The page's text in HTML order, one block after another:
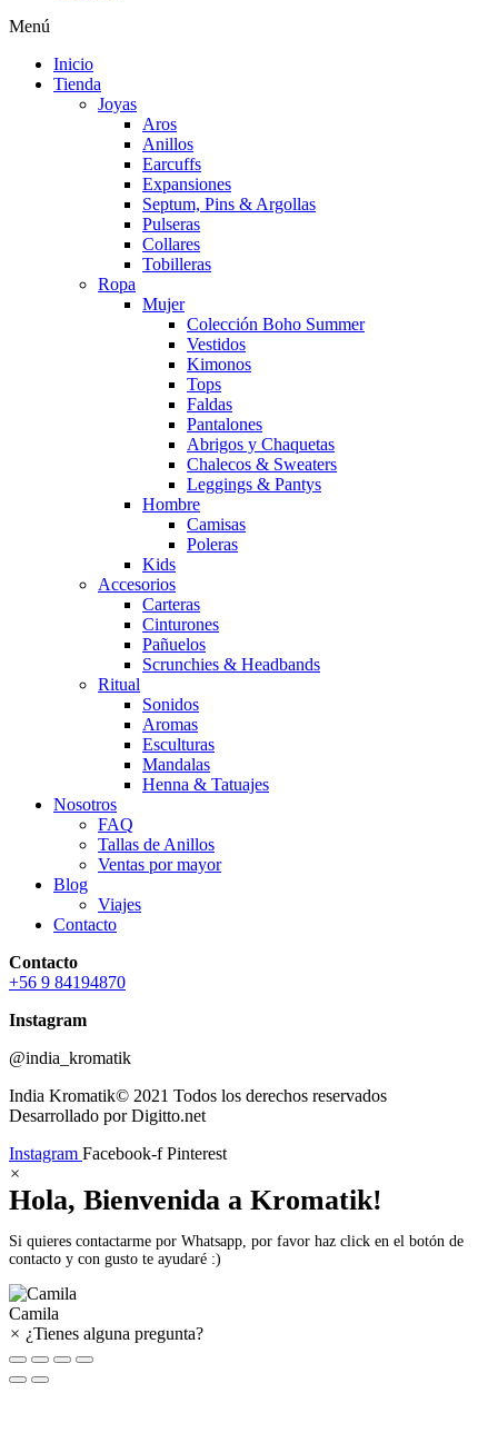
Menú
Inicio
Tienda
Joyas
Aros
Anillos
Earcuffs
Expansiones
Septum, Pins & Argollas
Pulseras
Collares
Tobilleras
Ropa
Mujer
Colección Boho Summer
Vestidos
Kimonos
Tops
Faldas
Pantalones
Abrigos y Chaquetas
Chalecos & Sweaters
Leggings & Pantys
Hombre
Camisas
Poleras
Kids
Accesorios
Carteras
Cinturones
Pañuelos
Scrunchies & Headbands
Ritual
Sonidos
Aromas
Esculturas
Mandalas
Henna & Tatuajes
Nosotros
FAQ
Tallas de Anillos
Ventas por mayor
Blog
Viajes
Contacto
Contacto
+56 9 84194870
Instagram
@india_kromatik
India Kromatik© 2021 Todos los derechos reservados
Desarrollado por Digitto.net
Instagram Facebook-f Pinterest
×
Hola, Bienvenida a Kromatik!
Si quieres contactarme por Whatsapp, por favor haz click en el botón de
contacto y con gusto te ayudaré :)
Camila
× ¿Tienes alguna pregunta?